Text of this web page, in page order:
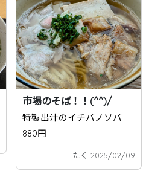
市場のそば！！(^^)/
特製出汁のイチバノソバ
880円
たく 2025/02/09